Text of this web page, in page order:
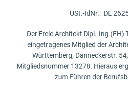
USt.-IdNr.: DE
Der Freie Architekt Dipl.-Ing.(FH)
eingetragenes Mitglied der
Württemberg, Danneckerstr.
Mitgliedsnummer 13278. Hieraus
zum Führen der